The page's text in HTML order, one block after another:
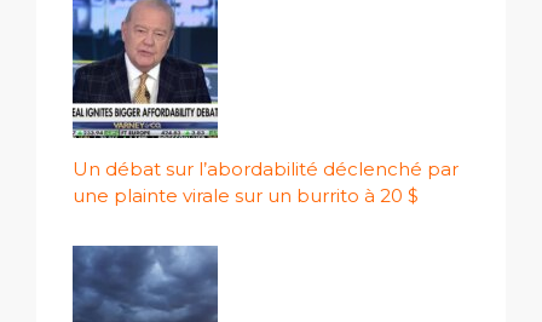
Un débat sur l’abordabilité déclenché par
une plainte virale sur un burrito à 20 $